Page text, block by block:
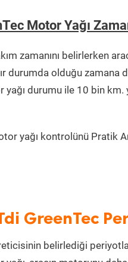
Motor Yağı
zamanını belirlerken
durumda olduğu
yağı durumu ile 10 bin
yağı kontrolünü Pratik
GreenTec
belirlediği